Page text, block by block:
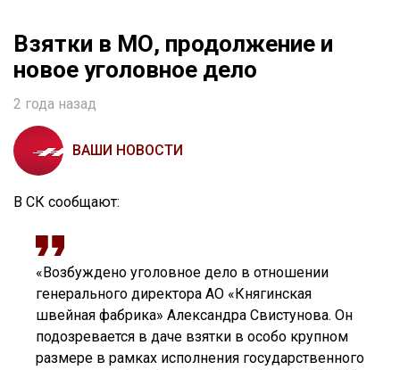
Взятки в МО, продолжение и
новое уголовное дело
2 года назад
ВАШИ НОВОСТИ
В СК сообщают:
«Возбуждено уголовное дело в отношении
генерального директора АО «Княгинская
швейная фабрика» Александра Свистунова. Он
подозревается в даче взятки в особо крупном
размере в рамках исполнения государственного